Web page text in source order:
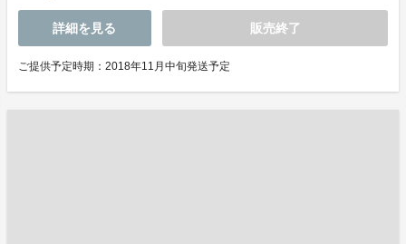
詳細を見る 販売終了
ご提供予定時期：2018年11月中旬発送予定